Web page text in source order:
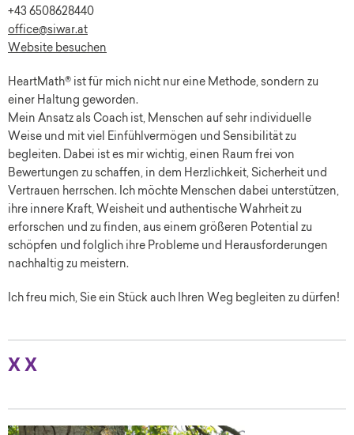
+43 6508628440
office@siwar.at
Website besuchen
HeartMath® ist für mich nicht nur eine Methode, sondern zu
einer Haltung geworden.
Mein Ansatz als Coach ist, Menschen auf sehr individuelle
Weise und mit viel Einfühlvermögen und Sensibilität zu
begleiten. Dabei ist es mir wichtig, einen Raum frei von
Bewertungen zu schaffen, in dem Herzlichkeit, Sicherheit und
Vertrauen herrschen. Ich möchte Menschen dabei unterstützen,
ihre innere Kraft, Weisheit und authentische Wahrheit zu
erforschen und zu finden, aus einem größeren Potential zu
schöpfen und folglich ihre Probleme und Herausforderungen
nachhaltig zu meistern.
Ich freu mich, Sie ein Stück auch Ihren Weg begleiten zu dürfen!
X X